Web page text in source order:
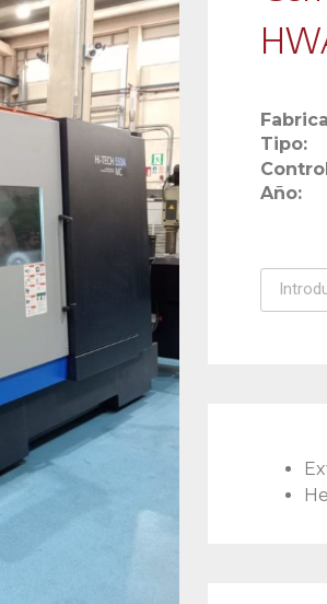
Tipo:
Año: